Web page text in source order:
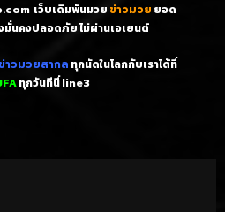
เว็บเดิมพันมวย ข่าวมวย ยอด
มั่นคงปลอดภัย ไม่ผ่านเอเยนต์
ข่าวมวยสากล ทุกนัดในโลกกับเราได้ที่
ทุกวันทีนี่line3